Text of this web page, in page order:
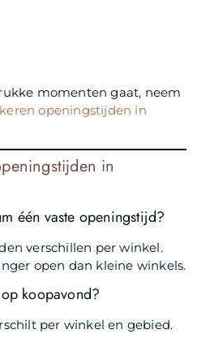
momenten gaat, neem
openingstijden in
in
één vaste openingstijd?
verschillen per winkel.
open dan kleine winkels.
koopavond?
per winkel en gebied.